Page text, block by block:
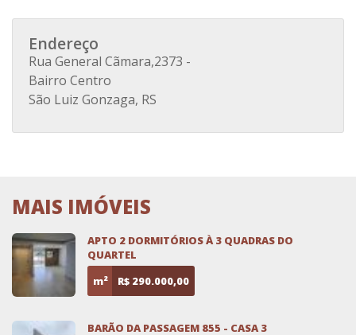
Endereço
Rua General Cãmara,2373 -
Bairro Centro
São Luiz Gonzaga, RS
MAIS IMÓVEIS
APTO 2 DORMITÓRIOS À 3 QUADRAS DO
QUARTEL
m²
R$ 290.000,00
BARÃO DA PASSAGEM 855 - CASA 3